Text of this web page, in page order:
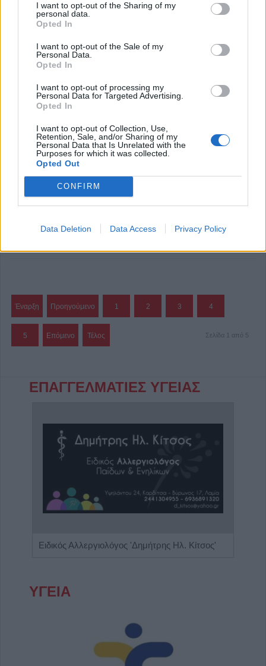
I want to opt-out of the Sharing of my
personal data.
Opted In
I want to opt-out of the Sale of my
Personal Data.
Opted In
I want to opt-out of processing my
Personal Data for Targeted Advertising.
Opted In
I want to opt-out of Collection, Use,
Retention, Sale, and/or Sharing of my
Personal Data that Is Unrelated with the
Purposes for which it was collected.
Opted Out
CONFIRM
Data Deletion Data Access Privacy Policy
ζητούν απο τον ΕΛΓΑ
Την κάλυψη του κόστους επανασποράς βάμβακος σε
καλλιέργειες της Θεσσαλίας, ζητούν οι Ενωτικές
Ομοσπονδίες Λάρισας, Καρδίτσας, Λάρισας και Τρικάλων.
Για το λόγο αυτό πραγματοποίησαν σήμερα παράσταση
Έναρξη Προηγούμενο 1 2 3 4
5 Επόμενο Τέλος Σελίδα 1 από 5
ΕΠΑΓΓΕΛΜΑΤΙΕΣ ΥΓΕΙΑΣ
Ειδικός Αλλεργιολόγος 'Δημήτρης Ηλ. Κίτσος'
ΥΓΕΙΑ